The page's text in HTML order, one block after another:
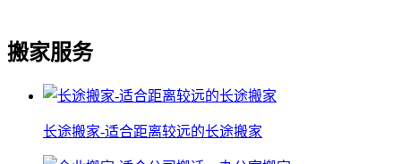
搬家服务
长途搬家-适合距离较远的长途搬家